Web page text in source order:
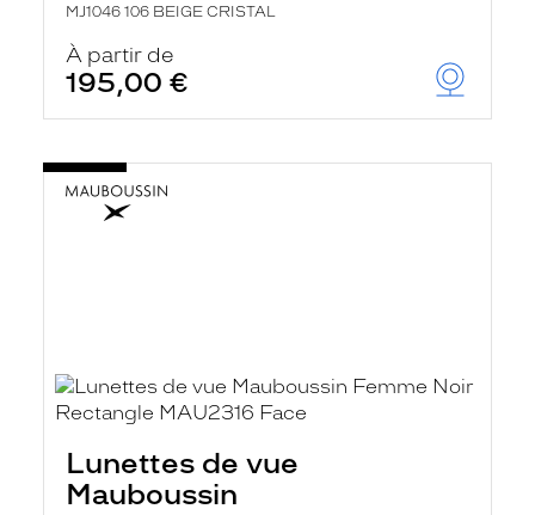
MJ1046 106 BEIGE CRISTAL
À partir de
195,00 €
Lunettes de vue
Mauboussin